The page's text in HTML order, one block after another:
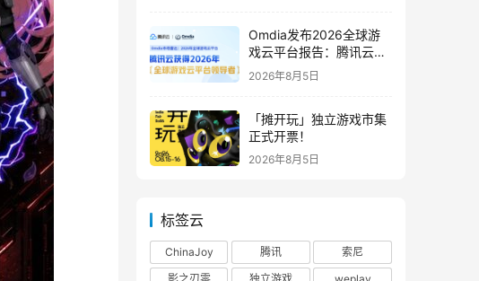
Omdia发布2026全球游
戏云平台报告：腾讯云连
续两年入选“领导者”象限
2026年8月5日
「摊开玩」独立游戏市集
正式开票！
2026年8月5日
标签云
ChinaJoy 腾讯
索尼